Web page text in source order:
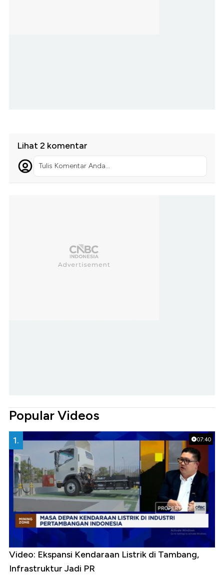
Lihat 2 komentar
Tulis Komentar Anda...
Popular Videos
07:40
1.
Video: Ekspansi Kendaraan Listrik di Tambang,
Infrastruktur Jadi PR